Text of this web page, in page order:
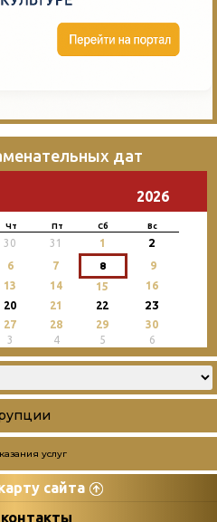
дат
2026
Чт Пт Сб Вс
30 31 1 2
6 7 8
9
13 14 15
16
20 21 22 23
27 28 29
30
3 4 5 6
услуг
сайта